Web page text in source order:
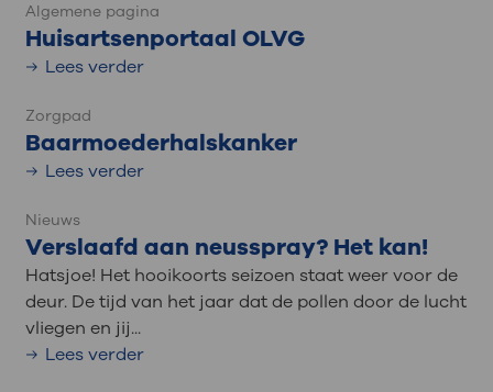
Algemene pagina
Huisartsenportaal OLVG
Lees verder
Zorgpad
Baarmoederhalskanker
Lees verder
Nieuws
Verslaafd aan neusspray? Het kan!
Hatsjoe! Het hooikoorts seizoen staat weer voor de
deur. De tijd van het jaar dat de pollen door de lucht
vliegen en jij...
Lees verder